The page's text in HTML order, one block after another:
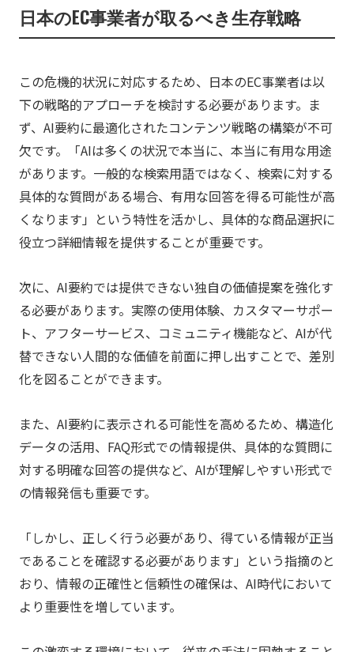
日本のEC事業者が取るべき生存戦略
この危機的状況に対応するため、日本のEC事業者は以
下の戦略的アプローチを検討する必要があります。ま
ず、AI要約に最適化されたコンテンツ戦略の構築が不可
欠です。「AIは多くの状況で本当に、本当に有用な用途
があります。一般的な検索用語ではなく、検索に対する
具体的な質問がある場合、有用な回答を得る可能性が高
くなります」という特性を活かし、具体的な商品選択に
役立つ詳細情報を提供することが重要です。
次に、AI要約では提供できない独自の価値提案を強化す
る必要があります。実際の使用体験、カスタマーサポー
ト、アフターサービス、コミュニティ機能など、AIが代
替できない人間的な価値を前面に押し出すことで、差別
化を図ることができます。
また、AI要約に表示される可能性を高めるため、構造化
データの活用、FAQ形式での情報提供、具体的な質問に
対する明確な回答の提供など、AIが理解しやすい形式で
の情報発信も重要です。
「しかし、正しく行う必要があり、得ている情報が正当
であることを確認する必要があります」という指摘のと
おり、情報の正確性と信頼性の確保は、AI時代において
より重要性を増しています。